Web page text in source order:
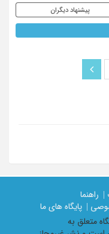
پیشنهاد دیگران
راهنما
|
پایگاه های ما
متعلق به